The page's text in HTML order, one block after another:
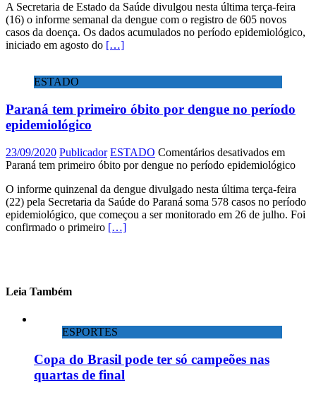
A Secretaria de Estado da Saúde divulgou nesta última terça-feira
(16) o informe semanal da dengue com o registro de 605 novos
casos da doença. Os dados acumulados no período epidemiológico,
iniciado em agosto do […]
ESTADO
Paraná tem primeiro óbito por dengue no período
epidemiológico
23/09/2020 Publicador ESTADO Comentários desativados em
Paraná tem primeiro óbito por dengue no período epidemiológico
O informe quinzenal da dengue divulgado nesta última terça-feira
(22) pela Secretaria da Saúde do Paraná soma 578 casos no período
epidemiológico, que começou a ser monitorado em 26 de julho. Foi
confirmado o primeiro […]
Leia Também
ESPORTES
Copa do Brasil pode ter só campeões nas
quartas de final